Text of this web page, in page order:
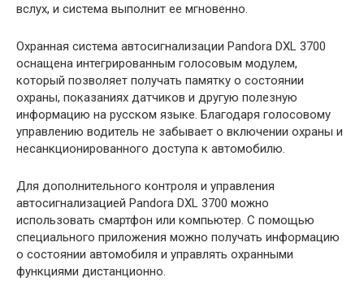
вслух, и система выполнит ее мгновенно.
Охранная система автосигнализации Pandora DXL 3700
оснащена интегрированным голосовым модулем,
который позволяет получать памятку о состоянии
охраны, показаниях датчиков и другую полезную
информацию на русском языке. Благодаря голосовому
управлению водитель не забывает о включении охраны и
несанкционированного доступа к автомобилю.
Для дополнительного контроля и управления
автосигнализацией Pandora DXL 3700 можно
использовать смартфон или компьютер. С помощью
специального приложения можно получать информацию
о состоянии автомобиля и управлять охранными
функциями дистанционно.